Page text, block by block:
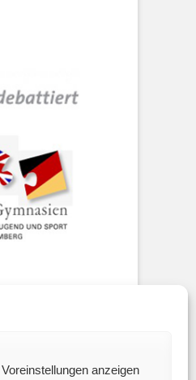
Voreinstellungen anzeigen